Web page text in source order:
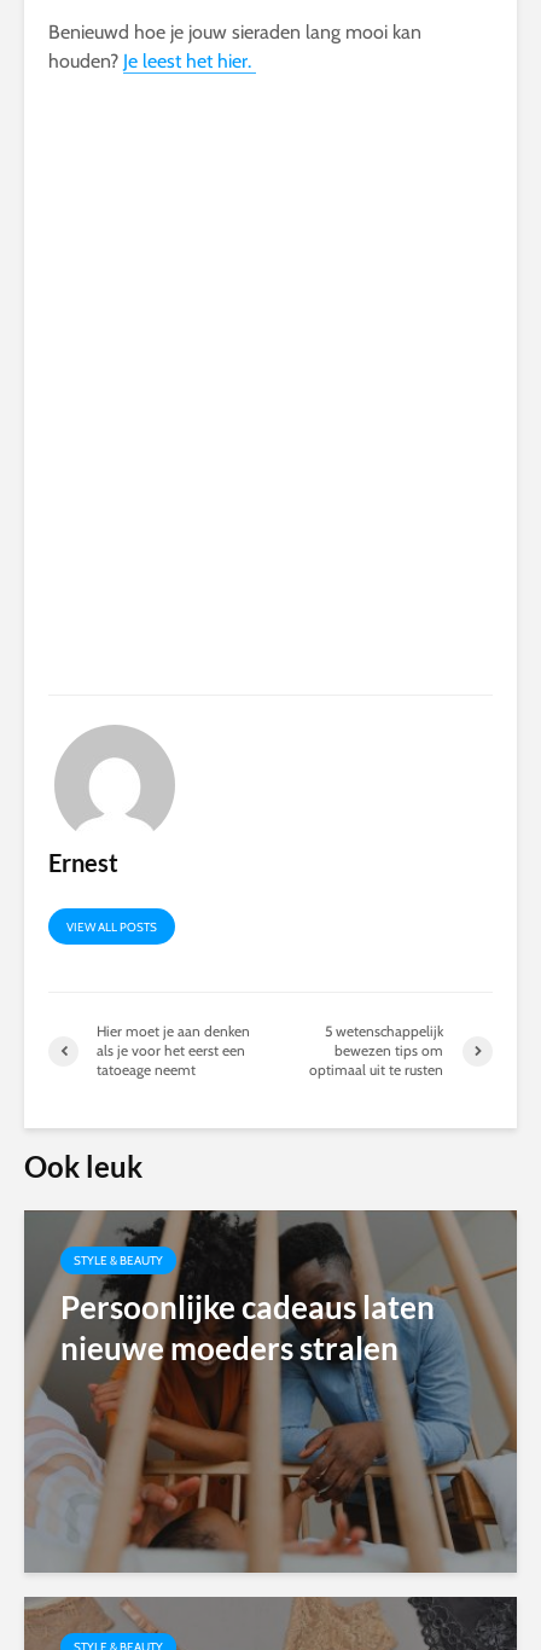
Benieuwd hoe je jouw sieraden lang mooi kan
houden? Je leest het hier.
Ernest
VIEW ALL POSTS
Hier moet je aan denken
als je voor het eerst een
tatoeage neemt
5 wetenschappelijk
bewezen tips om
optimaal uit te rusten
Ook leuk
STYLE & BEAUTY
Persoonlijke cadeaus laten
nieuwe moeders stralen